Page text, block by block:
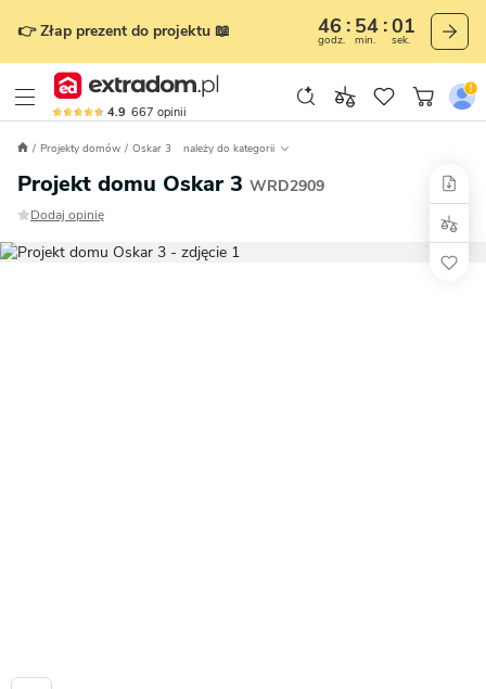
👉 Złap prezent do projektu 📖 46
godz.
53
min.
59
sek.
4.9 667 opinii
Projekty domów Oskar 3 należy do kategorii
Projekt domu Oskar 3 WRD2909
Dodaj opinię